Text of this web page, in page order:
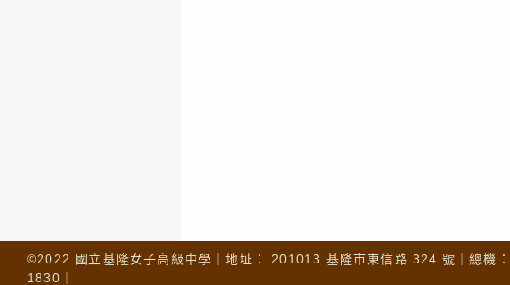
©2022 國立基隆女子高級中學｜地址： 201013 基隆市東信路 324 號｜總
1830｜